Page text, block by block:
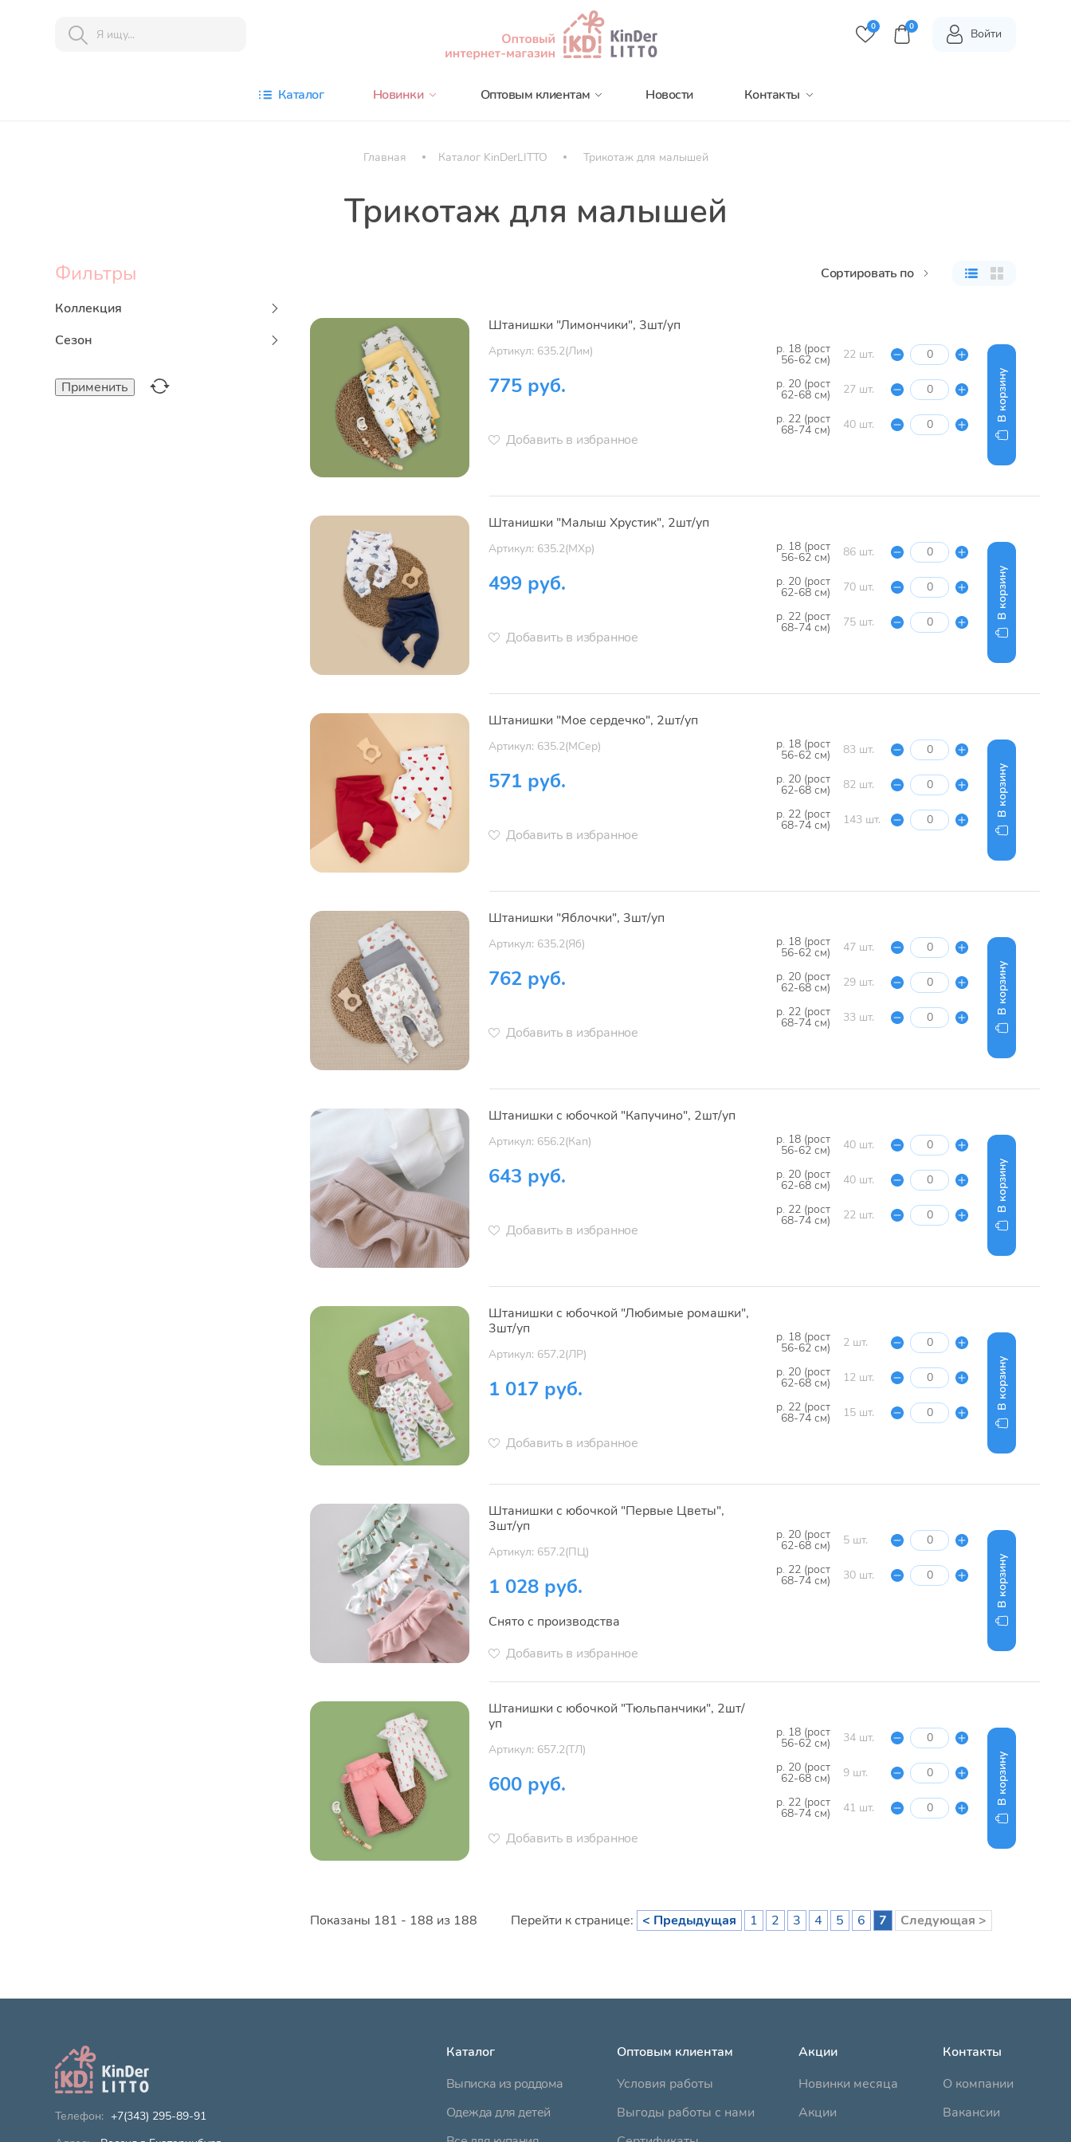
0 0 Войти
Каталог Новинки Оптовым клиентам Новости Контакты
Главная Каталог KinDerLITTO Трикотаж для малышей
Трикотаж для малышей
Фильтры
Коллекция
Сезон
Сортировать по
Штанишки "Лимончики", 3шт/уп
Артикул: 635.2(Лим)
775 руб.
Добавить в избранное
р. 18 (рост
56-62 см)
22 шт.
р. 20 (рост
62-68 см)
27 шт.
р. 22 (рост
68-74 см) 40 шт.
В корзину
Штанишки "Малыш Хрустик", 2шт/уп
Артикул: 635.2(МХр)
499 руб.
Добавить в избранное
р. 18 (рост
56-62 см)
86 шт.
р. 20 (рост
62-68 см)
70 шт.
р. 22 (рост
68-74 см) 75 шт.
В корзину
Штанишки "Мое сердечко", 2шт/уп
Артикул: 635.2(МСер)
571 руб.
Добавить в избранное
р. 18 (рост
56-62 см)
83 шт.
р. 20 (рост
62-68 см)
82 шт.
р. 22 (рост
68-74 см) 143 шт.
В корзину
Штанишки "Яблочки", 3шт/уп
Артикул: 635.2(Яб)
762 руб.
Добавить в избранное
р. 18 (рост
56-62 см)
47 шт.
р. 20 (рост
62-68 см)
29 шт.
р. 22 (рост
68-74 см) 33 шт.
В корзину
Штанишки с юбочкой "Капучино", 2шт/уп
Артикул: 656.2(Кап)
643 руб.
Добавить в избранное
р. 18 (рост
56-62 см)
40 шт.
р. 20 (рост
62-68 см)
40 шт.
р. 22 (рост
68-74 см) 22 шт.
В корзину
Штанишки с юбочкой "Любимые ромашки",
3шт/уп
Артикул: 657.2(ЛР)
1 017 руб.
Добавить в избранное
р. 18 (рост
56-62 см)
2 шт.
р. 20 (рост
62-68 см)
12 шт.
р. 22 (рост
68-74 см) 15 шт.
В корзину
Штанишки с юбочкой "Первые Цветы",
3шт/уп
Артикул: 657.2(ПЦ)
1 028 руб.
Снято с производства
Добавить в избранное
р. 20 (рост
62-68 см)
5 шт.
р. 22 (рост
68-74 см) 30 шт. В корзину
Штанишки с юбочкой "Тюльпанчики", 2шт/
уп
Артикул: 657.2(ТЛ)
600 руб.
Добавить в избранное
р. 18 (рост
56-62 см)
34 шт.
р. 20 (рост
62-68 см)
9 шт.
р. 22 (рост
68-74 см) 41 шт.
В корзину
Показаны 181 - 188 из 188 Перейти к странице: < Предыдущая 1 2 3 4 5 6 7 Следующая >
+7(343) 295-89-91
Каталог
Выписка из роддома
Одежда для детей
Оптовым клиентам
Условия работы
Выгоды работы с нами
Акции
Новинки месяца
Акции
Контакты
О компании
Вакансии